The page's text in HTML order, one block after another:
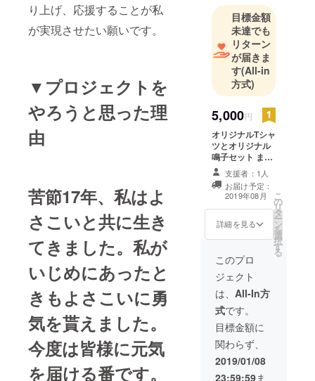
り上げ、応援することが私
が実現させたい願いです。
▼プロジェクトを
やろうと思った理
由
苦節17年、私はよ
さこいと共に生き
てきました。私が
いじめにあったと
きもよさこいに勇
気を貰えました。
今度は皆様に元気
を届ける番です。
目標金額
未達でも
リターン
が届きま
す(All-in
方式)
5,000円
オリジナルTシャ
ツとオリジナル
鳴子セット ま
だ、見本が無く
すいません。 色:
黒、赤、紫、
桃、白です。 色
は好みのをお選
び下さい。サイ
選びください。
いずれも備考欄
にお願いしま
す。 また、ご協
力頂けたなら最
高の演技、一生
懸命踊ることを
宣言します。
支援者：1人
お届け予定：
2019年08月
詳細を見る
こ
の
リ
タ
ー
ン
を
選
択
す
る
このプロ
ジェクト
は、 All-In方
式です。
目標金額に
関わらず、
2019/01/08
23:59:59ま